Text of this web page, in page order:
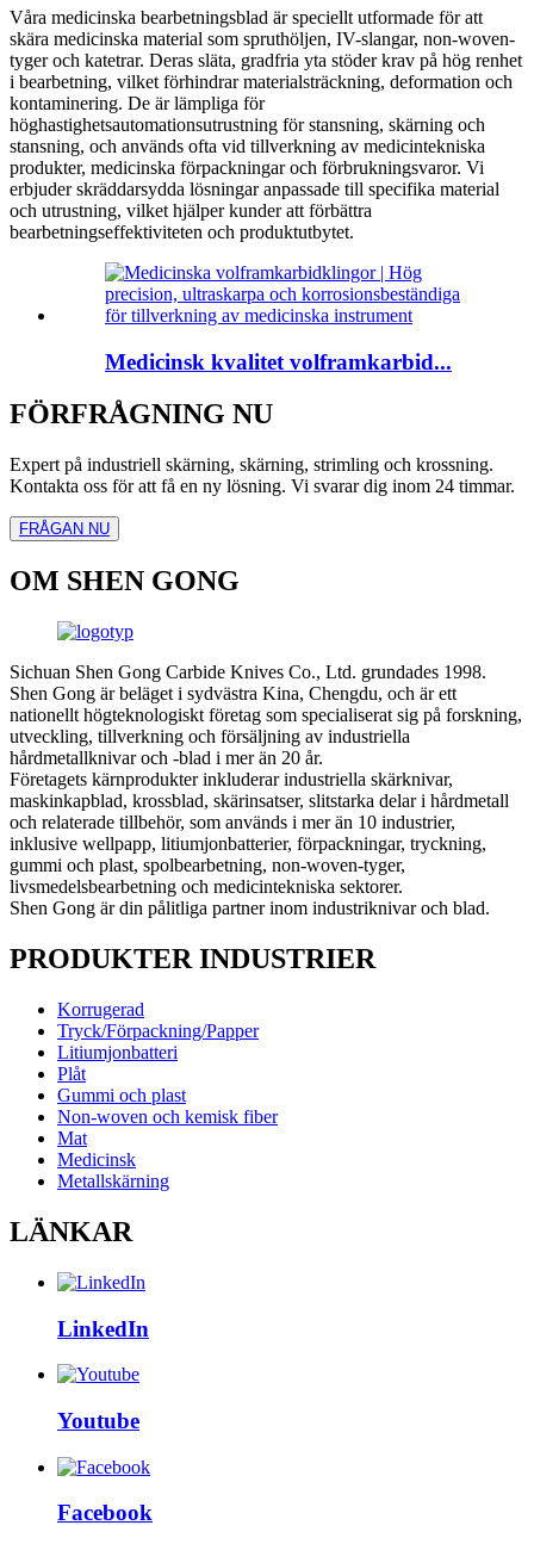
Våra medicinska bearbetningsblad är speciellt utformade för att
skära medicinska material som spruthöljen, IV-slangar, non-woven-
tyger och katetrar. Deras släta, gradfria yta stöder krav på hög renhet
i bearbetning, vilket förhindrar materialsträckning, deformation och
kontaminering. De är lämpliga för
höghastighetsautomationsutrustning för stansning, skärning och
stansning, och används ofta vid tillverkning av medicintekniska
produkter, medicinska förpackningar och förbrukningsvaror. Vi
erbjuder skräddarsydda lösningar anpassade till specifika material
och utrustning, vilket hjälper kunder att förbättra
bearbetningseffektiviteten och produktutbytet.
Medicinsk kvalitet volframkarbid...
FÖRFRÅGNING NU
Expert på industriell skärning, skärning, strimling och krossning.
Kontakta oss för att få en ny lösning. Vi svarar dig inom 24 timmar.
FRÅGAN NU
OM SHEN GONG
Sichuan Shen Gong Carbide Knives Co., Ltd. grundades 1998.
Shen Gong är beläget i sydvästra Kina, Chengdu, och är ett
nationellt högteknologiskt företag som specialiserat sig på forskning,
utveckling, tillverkning och försäljning av industriella
hårdmetallknivar och -blad i mer än 20 år.
Företagets kärnprodukter inkluderar industriella skärknivar,
maskinkapblad, krossblad, skärinsatser, slitstarka delar i hårdmetall
och relaterade tillbehör, som används i mer än 10 industrier,
inklusive wellpapp, litiumjonbatterier, förpackningar, tryckning,
gummi och plast, spolbearbetning, non-woven-tyger,
livsmedelsbearbetning och medicintekniska sektorer.
Shen Gong är din pålitliga partner inom industriknivar och blad.
PRODUKTER INDUSTRIER
Korrugerad
Tryck/Förpackning/Papper
Litiumjonbatteri
Plåt
Gummi och plast
Non-woven och kemisk fiber
Mat
Medicinsk
Metallskärning
LÄNKAR
LinkedIn
Youtube
Facebook